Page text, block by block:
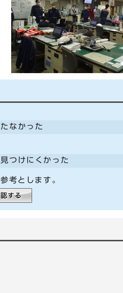
なかった
見つけにくかった
考とします。